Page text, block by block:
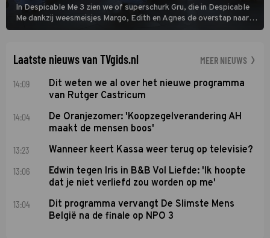
In Despicable Me 3 zien we of superschurk Gru, die in Despicable
Me dankzij weesmeisjes Margo, Edith en Agnes de overstap naar
het rechte pad maakte, ook op dat pad weet te blijven.
Laatste nieuws van TVgids.nl MEER NIEUWS
14:09
Dit weten we al over het nieuwe programma
van Rutger Castricum
14:04
De Oranjezomer: 'Koopzegelverandering AH
maakt de mensen boos'
13:23 Wanneer keert Kassa weer terug op televisie?
13:06
Edwin tegen Iris in B&B Vol Liefde: 'Ik hoopte
dat je niet verliefd zou worden op me'
13:04
Dit programma vervangt De Slimste Mens
België na de finale op NPO 3